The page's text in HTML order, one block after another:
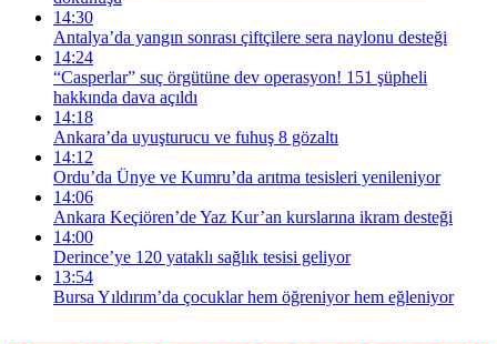
14:30
Antalya’da yangın sonrası çiftçilere sera naylonu desteği
14:24
“Casperlar” suç örgütüne dev operasyon! 151 şüpheli
hakkında dava açıldı
14:18
Ankara’da uyuşturucu ve fuhuş 8 gözaltı
14:12
Ordu’da Ünye ve Kumru’da arıtma tesisleri yenileniyor
14:06
Ankara Keçiören’de Yaz Kur’an kurslarına ikram desteği
14:00
Derince’ye 120 yataklı sağlık tesisi geliyor
13:54
Bursa Yıldırım’da çocuklar hem öğreniyor hem eğleniyor